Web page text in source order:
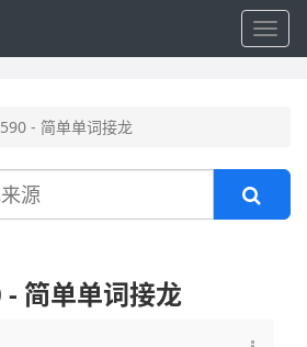
- 简单单词接龙
- 简单单词接龙